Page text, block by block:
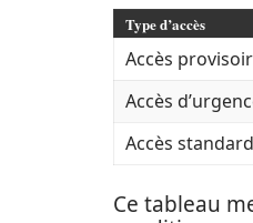
Type d’accès
Accès
Accès
Accès
Ce tableau